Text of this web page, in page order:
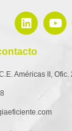
Américas II,